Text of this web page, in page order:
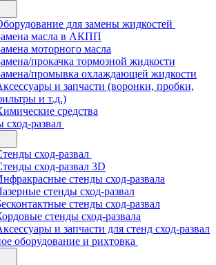
для замены жидкостей
масла в АКПП
моторного масла
прокачка тормозной жидкости
промывка охлаждающей жидкости
и запчасти (воронки, пробки,
и т.д.)
средства
сход-развал
сход-развал
сход-развал 3D
стенды сход-развала
стенды сход-развал
стенды сход-развал
стенды сход-развала
и запчасти для стенд сход-развал
оборудование и рихтовка